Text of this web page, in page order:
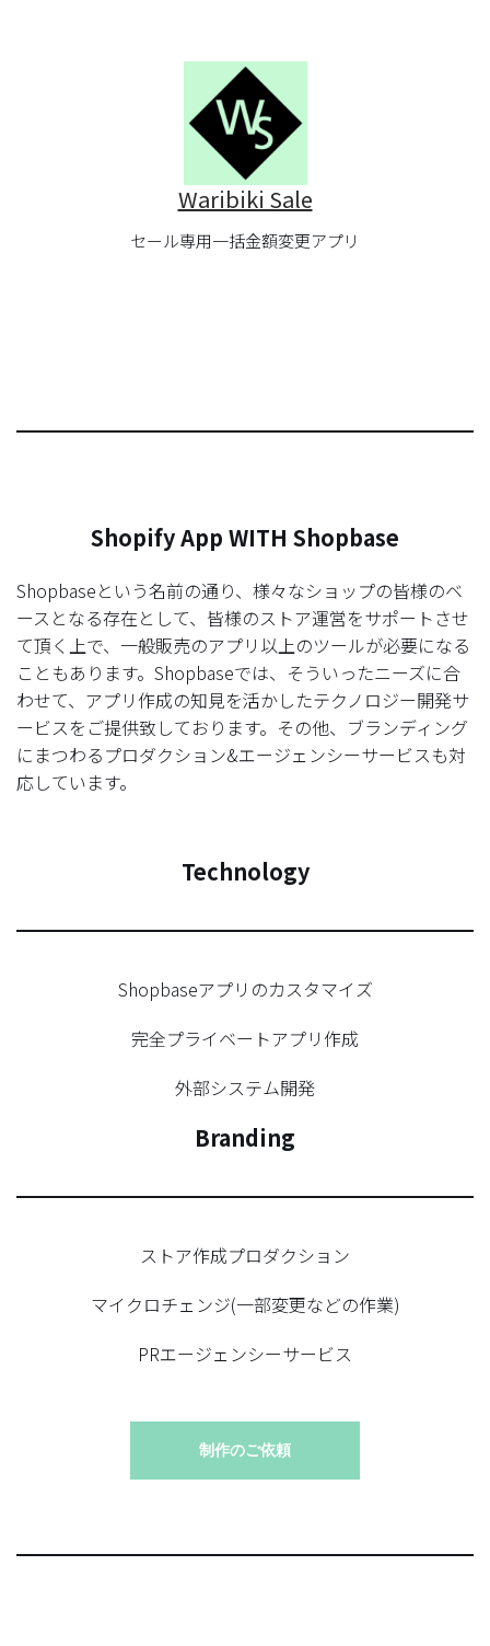
Waribiki Sale
セール専用一括金額変更アプリ
Shopify App WITH Shopbase
Shopbaseという名前の通り、様々なショップの皆様のベ
ースとなる存在として、皆様のストア運営をサポートさせ
て頂く上で、一般販売のアプリ以上のツールが必要になる
こともあります。Shopbaseでは、そういったニーズに合
わせて、アプリ作成の知見を活かしたテクノロジー開発サ
ービスをご提供致しております。その他、ブランディング
にまつわるプロダクション&エージェンシーサービスも対
応しています。
Technology
Shopbaseアプリのカスタマイズ
完全プライベートアプリ作成
外部システム開発
Branding
ストア作成プロダクション
マイクロチェンジ(一部変更などの作業)
PRエージェンシーサービス
制作のご依頼